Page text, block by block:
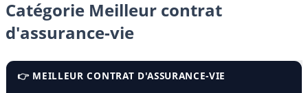
Catégorie Meilleur contrat
d'assurance-vie
👉 MEILLEUR CONTRAT D'ASSURANCE-VIE